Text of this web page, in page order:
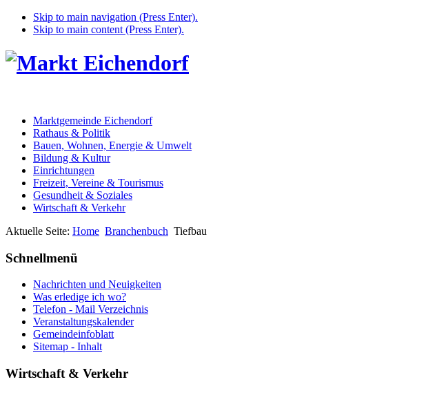
Skip to main navigation (Press Enter).
Skip to main content (Press Enter).
Marktgemeinde Eichendorf
Rathaus & Politik
Bauen, Wohnen, Energie & Umwelt
Bildung & Kultur
Einrichtungen
Freizeit, Vereine & Tourismus
Gesundheit & Soziales
Wirtschaft & Verkehr
Aktuelle Seite: Home Branchenbuch Tiefbau
Schnellmenü
Nachrichten und Neuigkeiten
Was erledige ich wo?
Telefon - Mail Verzeichnis
Veranstaltungskalender
Gemeindeinfoblatt
Sitemap - Inhalt
Wirtschaft & Verkehr